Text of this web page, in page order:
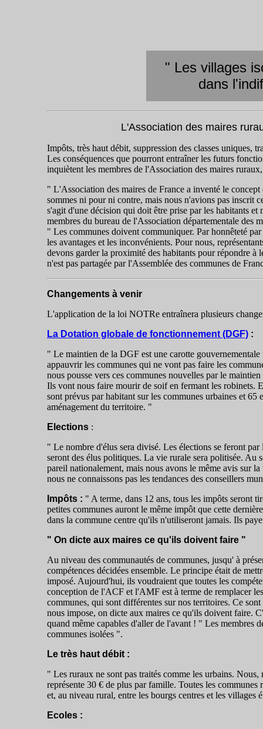
" Les villages
dans
L'Association des maires
Impôts, très haut débit, suppression des classes uniques,
Les conséquences que pourront entraîner les futurs
inquiètent les membres de l'Association des maires
" L'Association des maires de France a inventé le
sommes ni pour ni contre, mais nous n'avions pas inscrit
s'agit d'une décision qui doit être prise par les habitants
membres du bureau de l'Association départementale des
" Les communes doivent communiquer. Par honnêteté
les avantages et les inconvénients. Pour nous,
devons garder la proximité des habitants pour répondre à
n'est pas partagée par l'Assemblée des communes de
Changements à venir
L'application de la loi NOTRe entraînera plusieurs
La Dotation globale de fonctionnement (DGF) :
" Le maintien de la DGF est une carotte
appauvrir les communes qui ne vont pas faire les
nous pousse vers ces communes nouvelles par le
Ils vont nous faire mourir de soif en fermant les robinets.
sont prévus par habitant sur les communes urbaines et
aménagement du territoire. "
Elections :
" Le nombre d'élus sera divisé. Les élections se feront
seront des élus politiques. La vie rurale sera politisée. Au
pareil nationalement, mais nous avons le même avis sur
nous ne connaissons pas les tendances des conseillers
Impôts : " A terme, dans 12 ans, tous les impôts seront
petites communes auront le même impôt que cette
dans la commune centre qu'ils n'utiliseront jamais. Ils
" On dicte aux maires ce qu'ils doivent faire "
Au niveau des communautés de communes, jusqu' à
compétences décidées ensemble. Le principe était de
imposé. Aujourd'hui, ils voudraient que toutes les
conception de l'ACF et l'AMF est à terme de remplacer
communes, qui sont différentes sur nos territoires. Ce
nous impose, on dicte aux maires ce qu'ils doivent faire.
quand même capables d'aller de l'avant ! " Les membres
communes isolées ".
Le très haut débit :
" Les ruraux ne sont pas traités comme les urbains.
représente 30 € de plus par famille. Toutes les
et, au niveau rural, entre les bourgs centres et les villages
Ecoles :